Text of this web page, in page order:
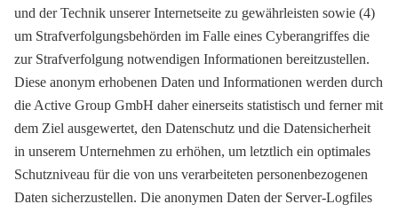
und der Technik unserer Internetseite zu gewährleisten sowie (4)
um Strafverfolgungsbehörden im Falle eines Cyberangriffes die
zur Strafverfolgung notwendigen Informationen bereitzustellen.
Diese anonym erhobenen Daten und Informationen werden durch
die Active Group GmbH daher einerseits statistisch und ferner mit
dem Ziel ausgewertet, den Datenschutz und die Datensicherheit
in unserem Unternehmen zu erhöhen, um letztlich ein optimales
Schutzniveau für die von uns verarbeiteten personenbezogenen
Daten sicherzustellen. Die anonymen Daten der Server-Logfiles